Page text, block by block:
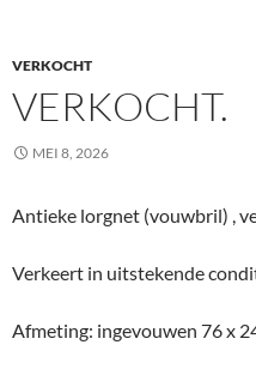
VERKOCHT
VERKOCHT.
MEI 8, 2026
Antieke lorgnet (vouwbril) ,
Verkeert in uitstekende
Afmeting: ingevouwen 76 x